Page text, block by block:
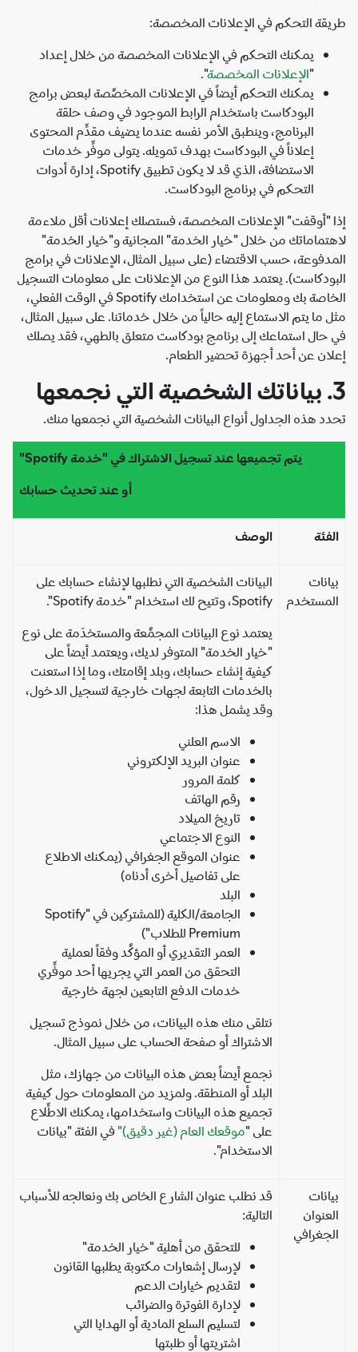
التحكم في الإعلانات المخصصة:
يمكنك التحكم في الإعلانات المخصصة من خلال إعداد
الإعلانات المخصصة".
يمكنك التحكم أيضاً في الإعلانات المخصَّصة لبعض برامج
البودكاست باستخدام الرابط الموجود في وصف حلقة
البرنامج، وينطبق الأمر نفسه عندما يضيف مقدِّم المحتوى
إعلاناً في البودكاست بهدف تمويله. يتولى موفِّر خدمات
الاستضافة، الذي قد لا يكون تطبيق Spotify، إدارة أدوات
التحكم في برنامج البودكاست.
"أوقفت" الإعلانات المخصصة، فستصلك إعلانات أقل ملاءمة
من خلال "خيار الخدمة" المجانية و"خيار الخدمة"
حسب الاقتضاء (على سبيل المثال، الإعلانات في برامج
يعتمد هذا النوع من الإعلانات على معلومات التسجيل
الخاصة بك ومعلومات عن استخدامك Spotify في الوقت الفعلي،
ما يتم الاستماع إليه حالياً من خلال خدماتنا. على سبيل المثال،
استماعك إلى برنامج بودكاست متعلق بالطهي، فقد يصلك
عن أحد أجهزة تحضير الطعام.
هذه الجداول أنواع البيانات الشخصية التي نجمعها منك.
يتم تجميعها عند تسجيل الاشتراك في "خدمة Spotify"
أو عند تحديث حسابك
الوصف
البيانات الشخصية التي نطلبها لإنشاء حسابك على
Spotify، وتتيح لك استخدام "خدمة Spotify".
يعتمد نوع البيانات المجمَّعة والمستخدَمة على نوع
"خيار الخدمة" المتوفر لديك، ويعتمد أيضاً على
كيفية إنشاء حسابك، وبلد إقامتك، وما إذا استعنت
بالخدمات التابعة لجهات خارجية لتسجيل الدخول،
وقد يشمل هذا:
الاسم العلني
عنوان البريد الإلكتروني
كلمة المرور
رقم الهاتف
تاريخ الميلاد
النوع الاجتماعي
عنوان الموقع الجغرافي (يمكنك الاطلاع
على تفاصيل أخرى أدناه)
البلد
الجامعة/الكلية (للمشتركين في "Spotify
Premium للطلاب")
العمر التقديري أو المؤكَّد وفقاً لعملية
التحقق من العمر التي يجريها أحد موفِّري
خدمات الدفع التابعين لجهة خارجية
نتلقى منك هذه البيانات، من خلال نموذج تسجيل
الاشتراك أو صفحة الحساب على سبيل المثال.
نجمع أيضاً بعض هذه البيانات من جهازك، مثل
البلد أو المنطقة. ولمزيد من المعلومات حول كيفية
تجميع هذه البيانات واستخدامها، يمكنك الاطِّلاع
على "موقعك العام (غير دقيق)"في الفئة "بيانات
الاستخدام".
قد نطلب عنوان الشارع الخاص بك ونعالجه للأسباب
التالية:
للتحقق من أهلية "خيار الخدمة"
لإرسال إشعارات مكتوبة يطلبها القانون
لتقديم خيارات الدعم
لإدارة الفوترة والضرائب
لتسليم السلع المادية أو الهدايا التي
اشتريتها أو طلبتها